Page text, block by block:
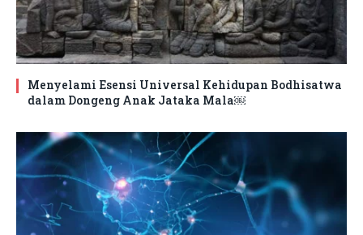
Menyelami Esensi Universal Kehidupan Bodhisatwa
dalam Dongeng Anak Jataka Mala￼